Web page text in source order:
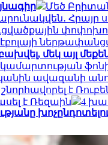
Մեծ
մեկ այլ
ավազանի
է
է Ռեզաին
4